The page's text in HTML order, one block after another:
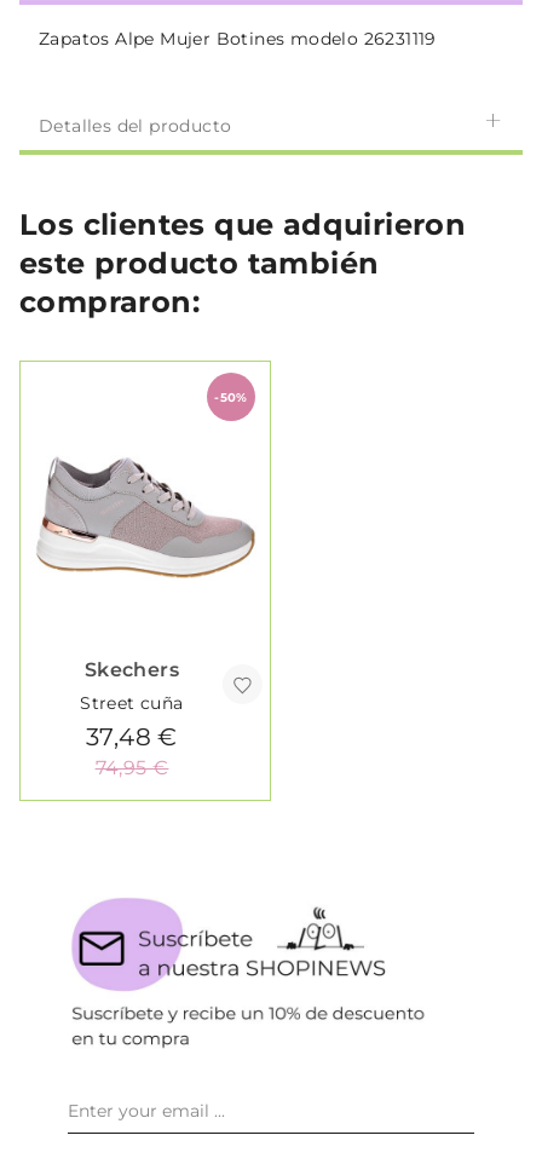
Zapatos Alpe Mujer Botines modelo 26231119
Detalles del producto
Los clientes que adquirieron
este producto también
compraron:
-50%
Skechers
Street cuña
37,48 €
74,95 €